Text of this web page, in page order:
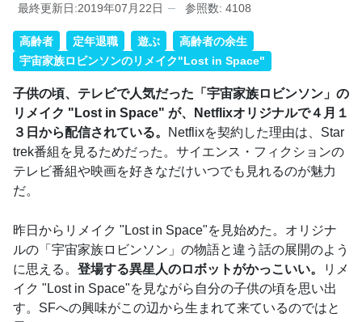
最終更新日:2019年07月22日 参照数: 4108
高齢者 定年退職 遊ぶ
高齢者の余生
宇宙家族ロビンソンのリメイク"Lost in Space"
子供の頃、テレビで人気だった「宇宙家族ロビンソン」の
リメイク "Lost in Space" が、Netflixオリジナルで４月１
３日から配信されている。
Netflixを契約した理由は、Star
trek番組を見るためだった。サイエンス・フィクションの
テレビ番組や映画を好きなだけいつでも見れるのが魅力
だ。
昨日からリメイク "Lost in Space"を見始めた。オリジナ
ルの「宇宙家族ロビンソン」の物語と違う話の展開のよう
に思える。 登場する異星人のロボットがかっこいい。
リメ
イク "Lost in Space"を見ながら自分の子供の頃を思い出
す。SFへの興味がこの辺から生まれて来ているのではと